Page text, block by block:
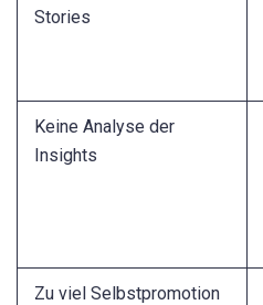
Stories
Keine Analyse der
Insights
Zu viel Selbstpromotion